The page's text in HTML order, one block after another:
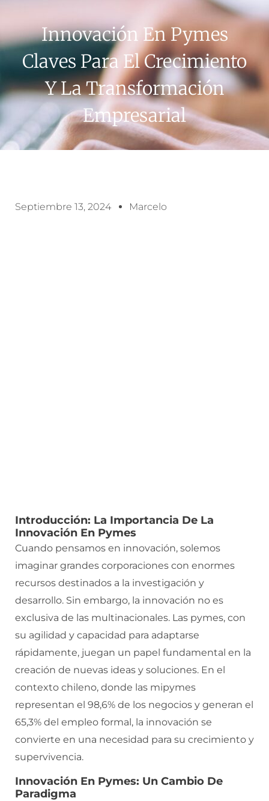
Innovación En Pymes
Claves Para El Crecimiento
Y La Transformación
Empresarial
Septiembre 13, 2024 Marcelo
Introducción: La Importancia De La
Innovación En Pymes
Cuando pensamos en innovación, solemos
imaginar grandes corporaciones con enormes
recursos destinados a la investigación y
desarrollo. Sin embargo, la innovación no es
exclusiva de las multinacionales. Las pymes, con
su agilidad y capacidad para adaptarse
rápidamente, juegan un papel fundamental en la
creación de nuevas ideas y soluciones. En el
contexto chileno, donde las mipymes
representan el 98,6% de los negocios y generan el
65,3% del empleo formal, la innovación se
convierte en una necesidad para su crecimiento y
supervivencia.
Innovación En Pymes: Un Cambio De
Paradigma